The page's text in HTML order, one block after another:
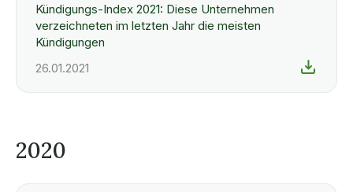
Kündigungs-Index 2021: Diese Unternehmen
verzeichneten im letzten Jahr die meisten
Kündigungen
26.01.2021
2020